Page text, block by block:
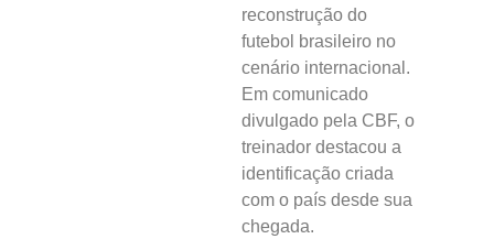
reconstrução do
futebol brasileiro no
cenário internacional.
Em comunicado
divulgado pela CBF, o
treinador destacou a
identificação criada
com o país desde sua
chegada.